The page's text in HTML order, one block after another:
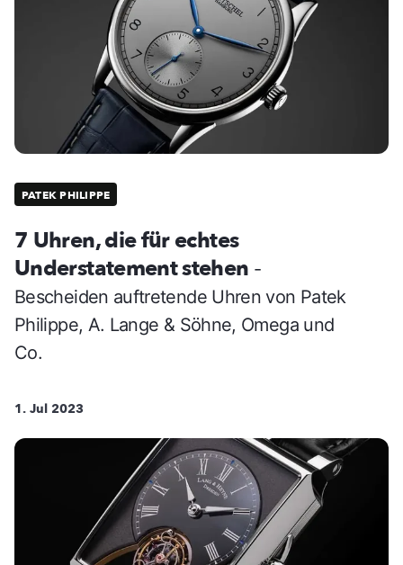
PATEK PHILIPPE
7 Uhren, die für echtes
Understatement stehen -
Bescheiden auftretende Uhren von Patek
Philippe, A. Lange & Söhne, Omega und
Co.
1. Jul 2023